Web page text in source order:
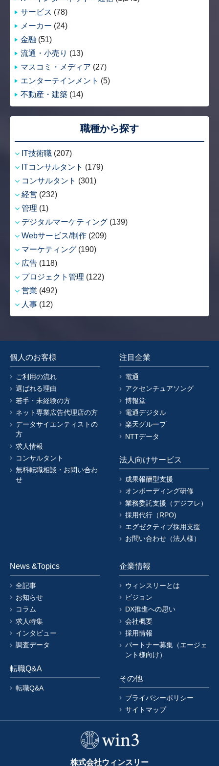
サービス (78)
メーカー (24)
金融 (51)
流通・小売り (13)
マスコミ・メディア (27)
エンターテインメント (5)
不動産・建築 (14)
職種から探す
IT技術職 (207)
ITコンサルタント (179)
コンサルタント (301)
経営 (232)
管理 (1)
デジタルマーケティング (139)
Webサービス/制作 (209)
マーケティング (190)
広告 (118)
プロジェクト管理 (122)
営業 (492)
人事 (12)
個人のお客様
ご利用の流れ
選ばれる理由
若手・未経験の方
ネット専業広告代理店の方
データサイエンティストの
方
求人情報
コンサルタント
無料転職相談・お問い合わ
せ
注目企業
電通
アクセンチュアソング
博報堂
電通デジタル
楽天グループ
NTTデータ
法人向けサービス
成果報酬型支援
オンボーディング研修
業務委託支援（デジフレ）
採用代行（RPO)
エグゼクティブ採用支援
お問い合わせ（法人様）
News &Topics
全記事
お知らせ
コラム
求人特集
インタビュー
調査データ
転職Q&A
転職Q&A
企業情報
ウィンスリーとは
ビジョン
DX推進への思い
会社概要
採用情報
パートナー募集（エージェ
ント様向け）
その他
プライバシーポリシー
サイトマップ
株式会社ウィンスリー